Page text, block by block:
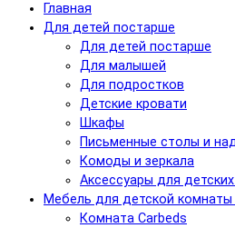
Главная
Для детей постарше
Для детей постарше
Для малышей
Для подростков
Детские кровати
Шкафы
Письменные столы и
Комоды и зеркала
Аксессуары для
Мебель для детской комнаты
Комната Carbeds